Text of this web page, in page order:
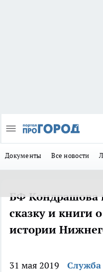
Документы Все новости
БФ Кондрашова
сказку и книги
истории
31 мая 2019
Служба